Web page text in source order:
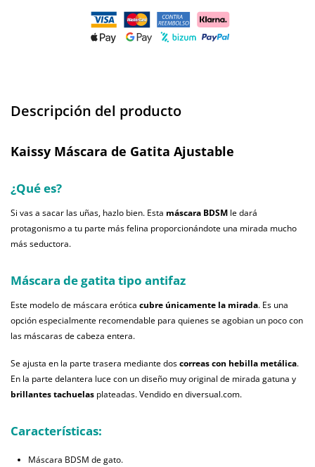
Descripción del producto
Kaissy Máscara de Gatita Ajustable
¿Qué es?
Si vas a sacar las uñas, hazlo bien. Esta máscara BDSM le dará
protagonismo a tu parte más felina proporcionándote una mirada mucho
más seductora.
Máscara de gatita tipo antifaz
Este modelo de máscara erótica cubre únicamente la mirada. Es una
opción especialmente recomendable para quienes se agobian un poco con
las máscaras de cabeza entera.
Se ajusta en la parte trasera mediante doscorreas con hebilla metálica.
En la parte delantera luce con un diseño muy original de mirada gatuna y
brillantes tachuelas plateadas. Vendido en diversual.com.
Características:
Máscara BDSM de gato.